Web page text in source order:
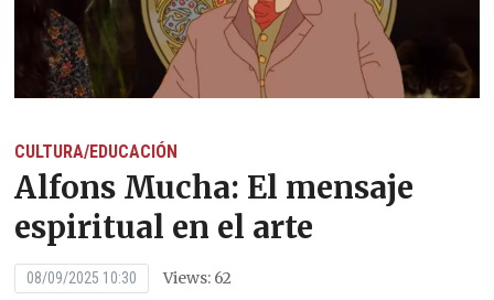
CULTURA/EDUCACIÓN
Alfons Mucha: El mensaje
espiritual en el arte
08/09/2025 10:30 Views: 62